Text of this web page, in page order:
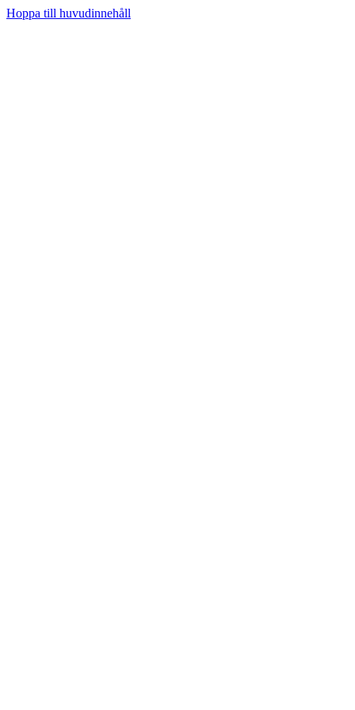
Hoppa till huvudinnehåll